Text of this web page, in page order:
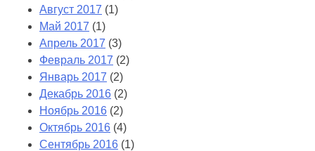
Август 2017 (1)
Май 2017 (1)
Апрель 2017 (3)
Февраль 2017 (2)
Январь 2017 (2)
Декабрь 2016 (2)
Ноябрь 2016 (2)
Октябрь 2016 (4)
Сентябрь 2016 (1)